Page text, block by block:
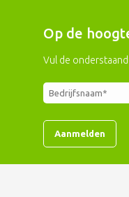
Op de
Vul de